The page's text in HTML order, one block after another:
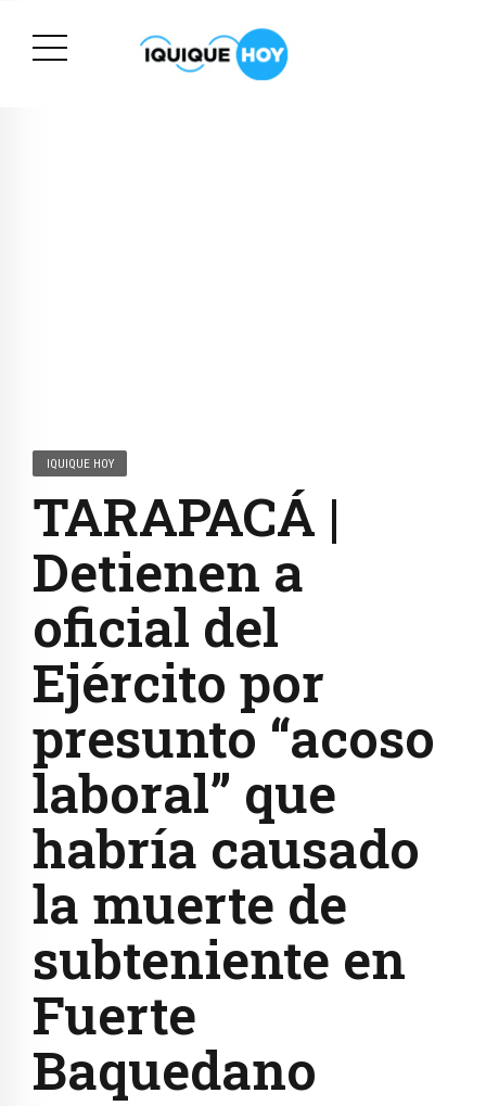
IQUIQUE HOY
TARAPACÁ |
Detienen a
oficial del
Ejército por
presunto “acoso
laboral” que
habría causado
la muerte de
subteniente en
Fuerte
Baquedano